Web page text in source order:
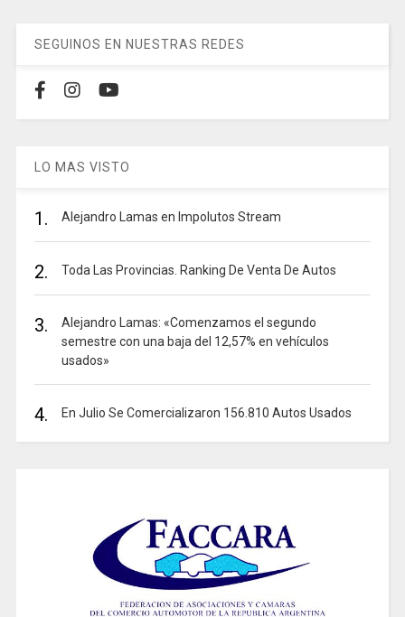
SEGUINOS EN NUESTRAS REDES
LO MAS VISTO
1. Alejandro Lamas en Impolutos Stream
2. Toda Las Provincias. Ranking De Venta De Autos
3.
Alejandro Lamas: «Comenzamos el segundo
semestre con una baja del 12,57% en vehículos
usados»
4. En Julio Se Comercializaron 156.810 Autos Usados